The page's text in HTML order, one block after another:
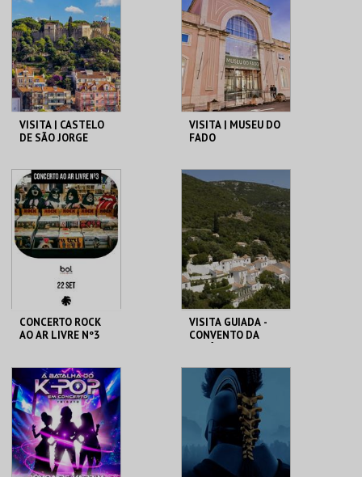
MAIS INFO
COMPRAR
MAIS INFO
COMPRAR
VISITA | CASTELO
DE SÃO JORGE
CASTELO DE SÃO
JORGE
MAIS INFO
COMPRAR
VISITA | MUSEU DO
FADO
MUSEU DO FADO
MAIS INFO
COMPRAR
CONCERTO ROCK
AO AR LIVRE Nº3
SANTARÉM
MAIS INFO
COMPRAR
VISITA GUIADA -
CONVENTO DA
CONVENTO DA
ARRÁBIDA
MAIS INFO
COMPRAR